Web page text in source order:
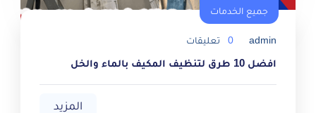
جميع الخدمات
admin
0 تعليقات
افضل 10 طرق لتنظيف المكيف بالماء والخل
المزيد